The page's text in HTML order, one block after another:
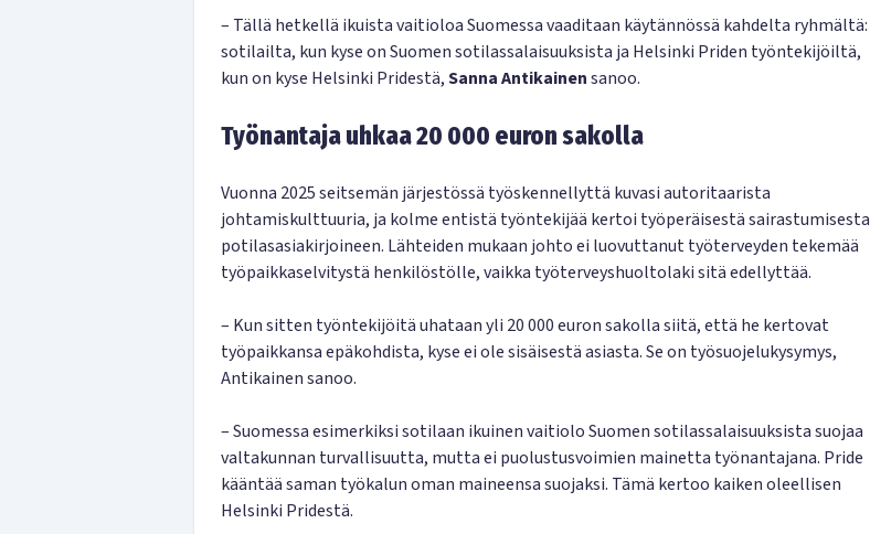
– Tällä hetkellä ikuista vaitioloa Suomessa vaaditaan käytännössä kahdelta ryhmältä:
sotilailta, kun kyse on Suomen sotilassalaisuuksista ja Helsinki Priden työntekijöiltä,
kun on kyse Helsinki Pridestä,Sanna Antikainensanoo.
Työnantaja uhkaa 20 000 euron sakolla
Vuonna 2025 seitsemän järjestössä työskennellyttä kuvasi autoritaarista
johtamiskulttuuria, ja kolme entistä työntekijää kertoi työperäisestä sairastumisesta
potilasasiakirjoineen. Lähteiden mukaan johto ei luovuttanut työterveyden tekemää
työpaikkaselvitystä henkilöstölle, vaikka työterveyshuoltolaki sitä edellyttää.
– Kun sitten työntekijöitä uhataan yli 20 000 euron sakolla siitä, että he kertovat
työpaikkansa epäkohdista, kyse ei ole sisäisestä asiasta. Se on työsuojelukysymys,
Antikainen sanoo.
– Suomessa esimerkiksi sotilaan ikuinen vaitiolo Suomen sotilassalaisuuksista suojaa
valtakunnan turvallisuutta, mutta ei puolustusvoimien mainetta työnantajana. Pride
kääntää saman työkalun oman maineensa suojaksi. Tämä kertoo kaiken oleellisen
Helsinki Pridestä.